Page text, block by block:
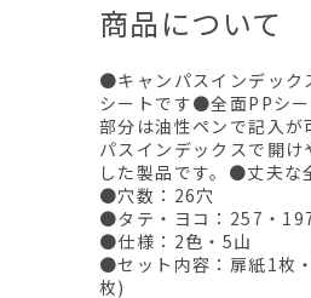
商品について
●キャンパスインデック
シートです●全面PPシ
部分は油性ペンで記入
パスインデックスで開
した製品です。●丈夫
●穴数：26穴
●タテ・ヨコ：257・
●仕様：2色・5山
●セット内容：扉紙1枚
枚)